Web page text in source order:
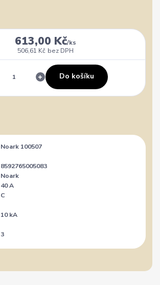
613,00 Kč/ks
506,61 Kč bez DPH
Do košíku
Noark 100507
8592765005083
Noark
40 A
C
10 kA
3